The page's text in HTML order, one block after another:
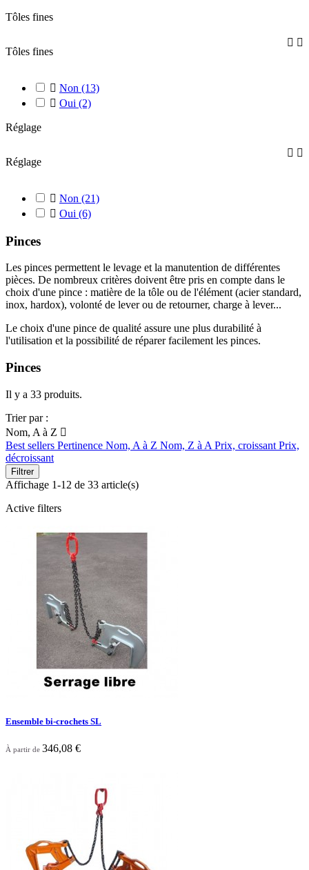
Tôles fines
Tôles fines
 
 Non (13)
 Oui (2)
Réglage
Réglage
 
 Non (21)
 Oui (6)
Pinces
Les pinces permettent le levage et la manutention de différentes
pièces. De nombreux critères doivent être pris en compte dans le
choix d'une pince : matière de la tôle ou de l'élément (acier standard,
inox, hardox), volonté de lever ou de retourner, charge à lever...
Le choix d'une pince de qualité assure une plus durabilité à
l'utilisation et la possibilité de réparer facilement les pinces.
Pinces
Il y a 33 produits.
Trier par :
Nom, A à Z 
Best sellers Pertinence Nom, A à Z Nom, Z à A Prix, croissant Prix,
décroissant
Filtrer
Affichage 1-12 de 33 article(s)
Active filters
Ensemble bi-crochets SL
À partir de 346,08 €